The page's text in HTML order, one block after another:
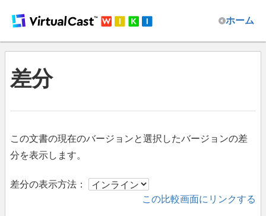
ホーム
差分
この文書の現在のバージョンと選択したバージョンの差
分を表示します。
差分の表示方法：
この比較画面にリンクする